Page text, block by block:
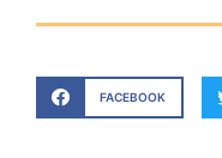
FACEBOOK